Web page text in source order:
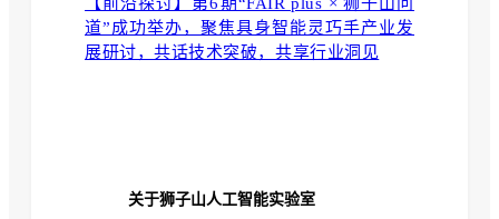
道”成功举办，聚焦具身智能灵巧手产业发
展研讨，共话技术突破，共享行业洞见
关于狮子山人工智能实验室